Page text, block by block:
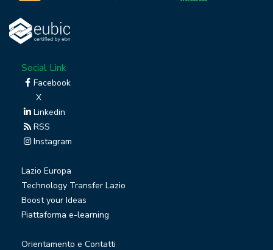
Social Link
Facebook
X
Linkedin
RSS
Instagram
Lazio Europa
Technology Transfer Lazio
Boost your Ideas
Piattaforma e-learning
Orientamento e Contatti